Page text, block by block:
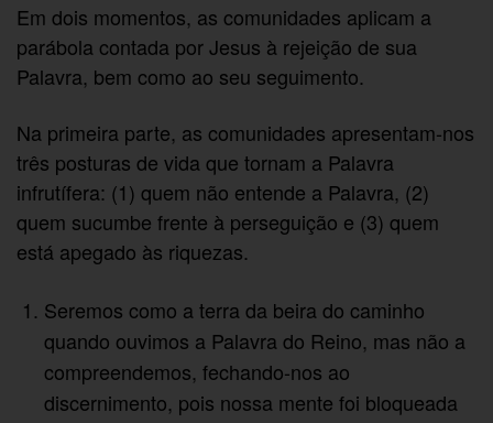
Em dois momentos, as comunidades aplicam a
parábola contada por Jesus à rejeição de sua
Palavra, bem como ao seu seguimento.
Na primeira parte, as comunidades apresentam-nos
três posturas de vida que tornam a Palavra
infrutífera: (1) quem não entende a Palavra, (2)
quem sucumbe frente à perseguição e (3) quem
está apegado às riquezas.
Seremos como a terra da beira do caminho
quando ouvimos a Palavra do Reino, mas não a
compreendemos, fechando-nos ao
discernimento, pois nossa mente foi bloqueada